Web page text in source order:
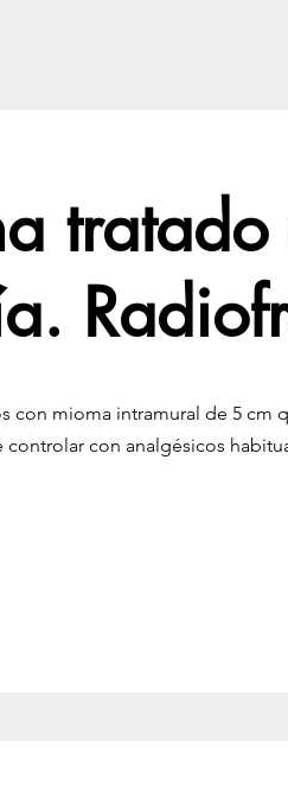
tratado
con mioma intramural de 5 cm
con analgésicos